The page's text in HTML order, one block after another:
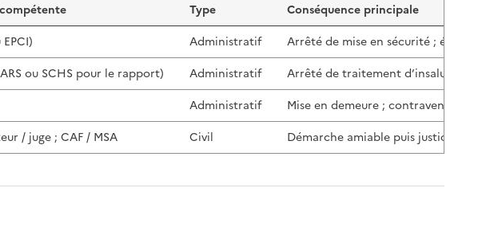
Type
Conséquence principale
Administratif
Arrêté de mise en sécurité ;
ou SCHS pour le rapport) Administratif
Arrêté de traitement d’insalubrité ;
Administratif
Mise en demeure ; contravention
/ juge ; CAF / MSA Civil Démarche amiable puis justice ;